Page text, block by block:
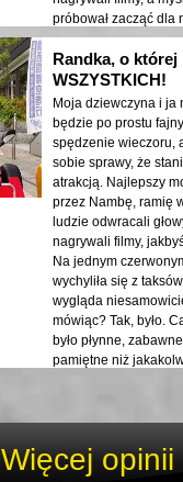
próbował zacząć dla
Przewodnicy dbali o
bezpieczeństwo, ale
Kiedy skończyliśmy,
wysiadać z gokartów.
chcesz przeżyć coś, o
mówić przez lata, TO
Randka, o której
WSZYSTKICH!
Moja dziewczyna i ja
będzie po prostu
spędzenie wieczoru,
sobie sprawy, że
atrakcją. Najlepszy
przez Nambę, ramię
ludzie odwracali
nagrywali filmy,
Na jednym
wychyliła się z
wygląda
mówiąc? Tak, było.
było płynne,
pamiętne niż
to będzie
Więcej opinii